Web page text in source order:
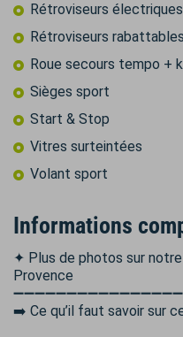
Rétroviseurs électriques
Rétroviseurs
Roue secours tempo +
Sièges sport
Start & Stop
Vitres surteintées
Volant sport
Informations
✦ Plus de photos sur
Provence
➡️ Ce qu’il faut savoir sur